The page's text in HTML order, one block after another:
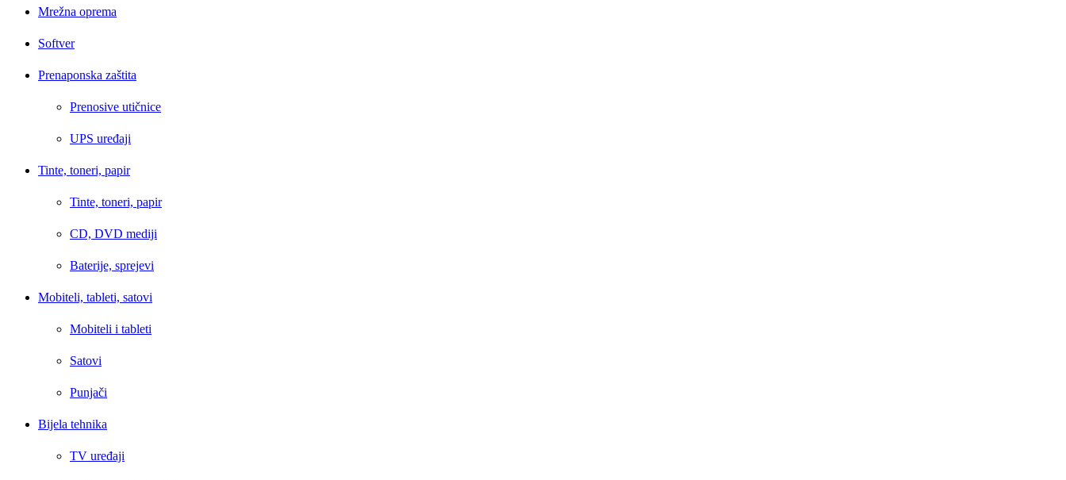
Mrežna oprema
Softver
Prenaponska zaštita
Prenosive utičnice
UPS uređaji
Tinte, toneri, papir
Tinte, toneri, papir
CD, DVD mediji
Baterije, sprejevi
Mobiteli, tableti, satovi
Mobiteli i tableti
Satovi
Punjači
Bijela tehnika
TV uređaji